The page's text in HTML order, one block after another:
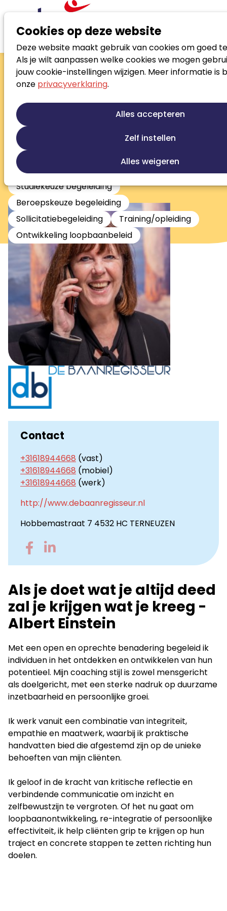
Cookies op deze website
Deze website maakt gebruik van cookies om goed
Als je wilt aanpassen welke cookies we mogen
jouw cookie-instellingen wijzigen. Meer informatie is
onze privacyverklaring.
Alles accepteren
Zelf instellen
Alles weigeren
Zoek loopbaanspecialist
Judith Koole
Eigenaar
Loopbaanontwikkeling
Talentontwikkeling
Persoonlijke ontwikkeling
Jobcoaching
Re-integratie
Re-integratie tweede spoor
Werkfit trajecten
Stress en burnout begeleiding
Studiekeuze begeleiding
Beroepskeuze begeleiding
Sollicitatiebegeleiding
Training/opleiding
Ontwikkeling loopbaanbeleid
Contact
+31618944668 (vast)
+31618944668 (mobiel)
+31618944668 (werk)
http://www.debaanregisseur.nl
Hobbemastraat 7 4532 HC TERNEUZEN
Go
Als je doet wat je altijd deed
zal je krijgen wat je kreeg -
Albert Einstein
Met een open en oprechte benadering begeleid ik
individuen in het ontdekken en ontwikkelen van hun
potentieel. Mijn coaching stijl is zowel mensgericht
als doelgericht, met een sterke nadruk op duurzame
inzetbaarheid en persoonlijke groei.
Ik werk vanuit een combinatie van integriteit,
empathie en maatwerk, waarbij ik praktische
handvatten bied die afgestemd zijn op de unieke
behoeften van mijn cliënten.
Ik geloof in de kracht van kritische reflectie en
verbindende communicatie om inzicht en
zelfbewustzijn te vergroten. Of het nu gaat om
loopbaanontwikkeling, re-integratie of persoonlijke
effectiviteit, ik help cliënten grip te krijgen op hun
traject en concrete stappen te zetten richting hun
doelen.